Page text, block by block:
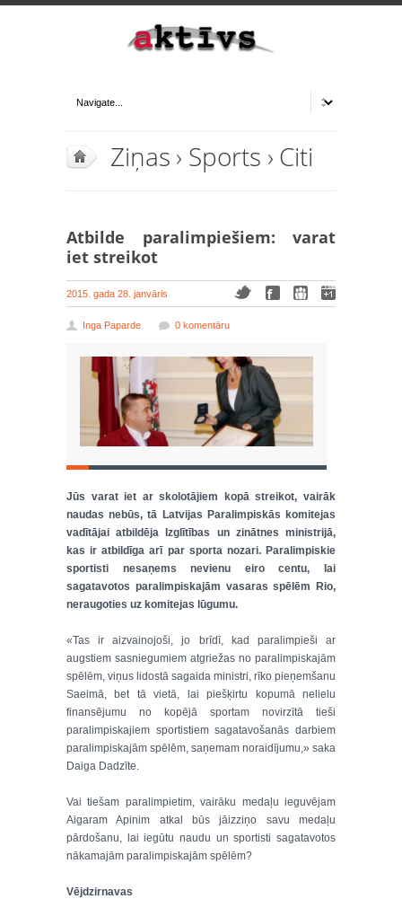
Ziņas › Sports › Citi
Atbilde paralimpiešiem: varat
iet streikot
2015. gada 28. janvāris
Inga Paparde 0 komentāru
Jūs varat iet ar skolotājiem kopā streikot, vairāk
naudas nebūs, tā Latvijas Paralimpiskās komitejas
vadītājai atbildēja Izglītības un zinātnes ministrijā,
kas ir atbildīga arī par sporta nozari. Paralimpiskie
sportisti nesaņems nevienu eiro centu, lai
sagatavotos paralimpiskajām vasaras spēlēm Rio,
neraugoties uz komitejas lūgumu.
«Tas ir aizvainojoši, jo brīdī, kad paralimpieši ar
augstiem sasniegumiem atgriežas no paralimpiskajām
spēlēm, viņus lidostā sagaida ministri, rīko pieņemšanu
Saeimā, bet tā vietā, lai piešķirtu kopumā nelielu
finansējumu no kopējā sportam novirzītā tieši
paralimpiskajiem sportistiem sagatavošanās darbiem
paralimpiskajām spēlēm, saņemam noraidījumu,» saka
Daiga Dadzīte.
Vai tiešam paralimpietim, vairāku medaļu ieguvējam
Aigaram Apinim atkal būs jāizziņo savu medaļu
pārdošanu, lai iegūtu naudu un sportisti sagatavotos
nākamajām paralimpiskajām spēlēm?
Vējdzirnavas